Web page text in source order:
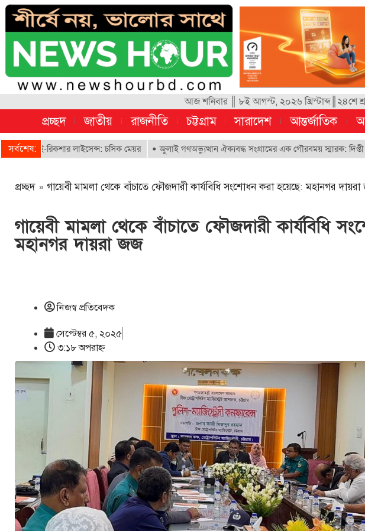
আজ শনিবার ║ ৮ই আগস্ট, ২০২৬ খ্রিস্টাব্দ║২৪শে
প্রচ্ছদ জাতীয় রাজনীতি চট্টগ্রাম সারাদেশ আন্তর্জাতিক
সর্বশেষ:
রিকশার লাইসেন্স: চসিক মেয়র জুলাই গণঅভ্যুত্থান ঐক্যবদ্ধ সংগ্রামের এক গৌরবময় স্মারক: দিপ্তী ও শাহেদ
প্রচ্ছদ » গায়েবী মামলা থেকে বাঁচাতে ফৌজদারী কার্যবিধি সংশোধন করা হয়েছে: মহানগর
গায়েবী মামলা থেকে বাঁচাতে ফৌজদারী কার্যবিধি
মহানগর দায়রা জজ
নিজস্ব প্রতিবেদক
সেপ্টেম্বর ৫, ২০২৫
৩:১৮ অপরাহ্ণ